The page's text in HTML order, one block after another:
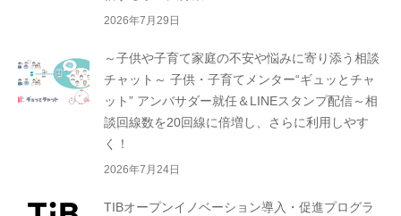
2026年7月29日
～子供や子育て家庭の不安や悩みに寄り添う相談
チャット～ 子供・子育てメンター“ギュッとチャ
ット” アンバサダー就任＆LINEスタンプ配信～相
談回線数を20回線に倍増し、さらに利用しやす
く！
2026年7月24日
TIBオープンイノベーション導入・促進プログラ